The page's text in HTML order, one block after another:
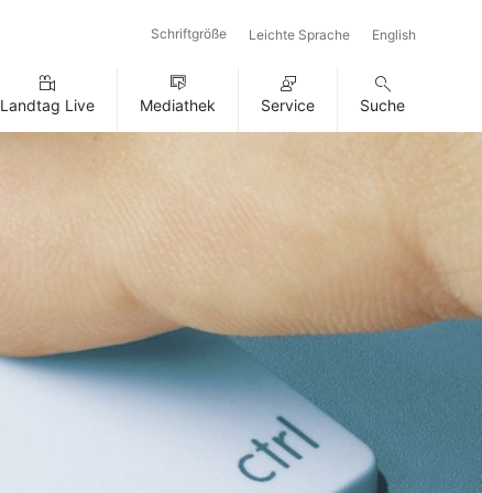
Schriftgröße Leichte Sprache English
Landtag Live Mediathek Service Suche